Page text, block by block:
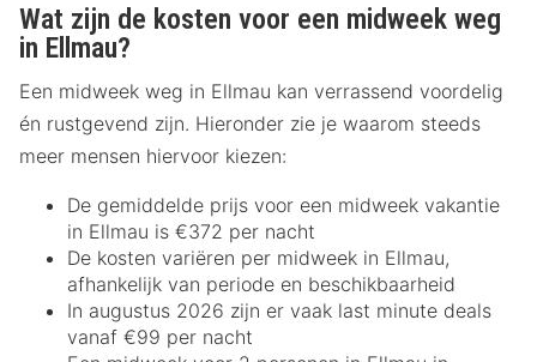
Wat zijn de kosten voor een midweek weg
in Ellmau?
Een midweek weg in Ellmau kan verrassend voordelig
én rustgevend zijn. Hieronder zie je waarom steeds
meer mensen hiervoor kiezen:
De gemiddelde prijs voor een midweek vakantie
in Ellmau is €372 per nacht
De kosten variëren per midweek in Ellmau,
afhankelijk van periode en beschikbaarheid
In augustus 2026 zijn er vaak last minute deals
vanaf €99 per nacht